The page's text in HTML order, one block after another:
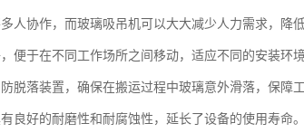
人协作，而玻璃吸吊机可以大大减少人力需求，降低
便于在不同工作场所之间移动，适应不同的安装环境
脱落装置，确保在搬运过程中玻璃意外滑落，保障工
良好的耐磨性和耐腐蚀性，延长了设备的使用寿命。